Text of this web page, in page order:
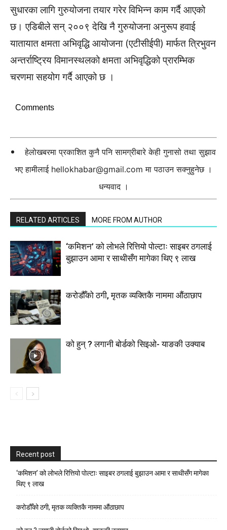
सुधारका लागि गुरुयोजना तयार गरेर विभिन्न काम गर्दै आएको
छ। एडिबीले सन् २००९ देखि नै गुरुयोजना अनुरूप हवाई
यातायात क्षमता अभिवृद्धि आयोजना (एटीसीईपी) मार्फत त्रिभुवन
अन्तर्राष्ट्रिय विमानस्थलको क्षमता अभिवृद्धिको प्रारम्भिक
चरणमा सहयोग गर्दै आएको छ ।
Comments
हेलोखबरमा प्रकाशित कुनै पनि सामग्रीबारे केही गुनासो तथा सुझाव
भए हामीलाई hellokhabar@gmail.com मा पठाउन सक्नुहुनेछ ।
धन्यवाद ।
RELATED ARTICLES MORE FROM AUTHOR
‘कमिशन’ को लोभले रित्तियो पोल्टाः साइबर ठगलाई
बुझाउन आमा र साथीसँग मागेका थिए ९ लाख
करोडौँको ठगी, मृतक व्यक्तिकै नाममा औंठाछाप
को हुन् ? लगानी बोर्डको सिइओ- याङकी उक्याब
Recent post
‘कमिशन’ को लोभले रित्तियो पोल्टाः साइबर ठगलाई बुझाउन आमा र साथीसँग मागेका
थिए ९ लाख
करोडौँको ठगी, मृतक व्यक्तिकै नाममा औंठाछाप